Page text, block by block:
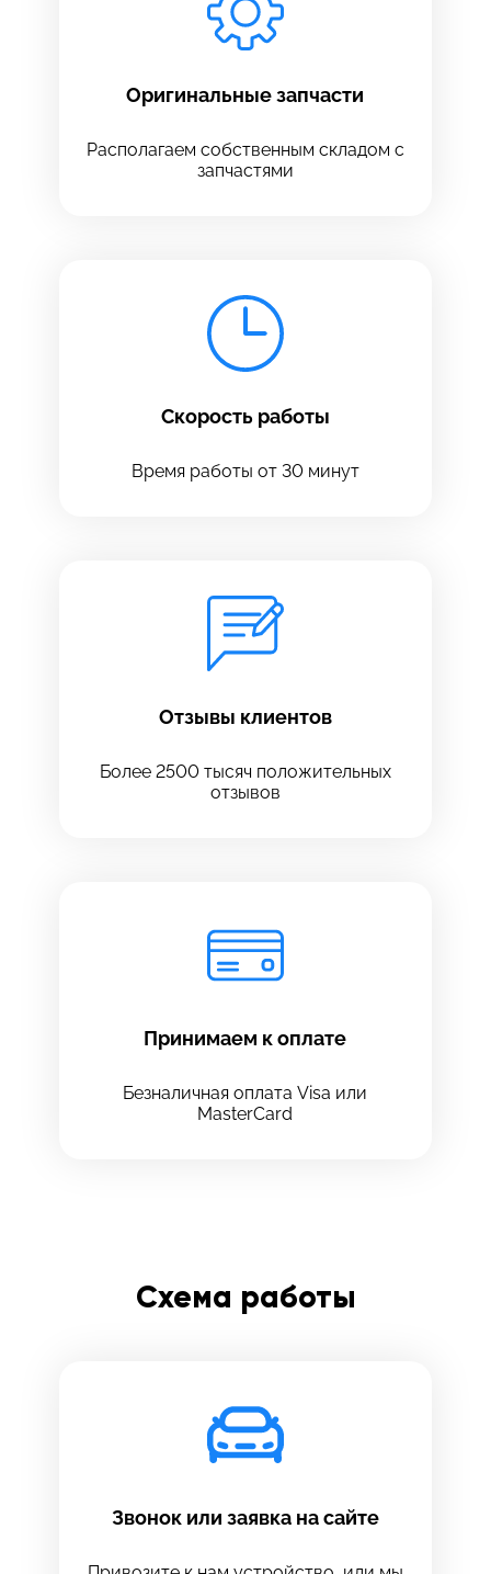
Оригинальные запчасти
Располагаем собственным складом с
запчастями
Скорость работы
Время работы от 30 минут
Отзывы клиентов
Более 2500 тысяч положительных
отзывов
Принимаем к оплате
Безналичная оплата Visa или
MasterCard
Схема работы
Звонок или заявка на сайте
Оставить свой отзыв